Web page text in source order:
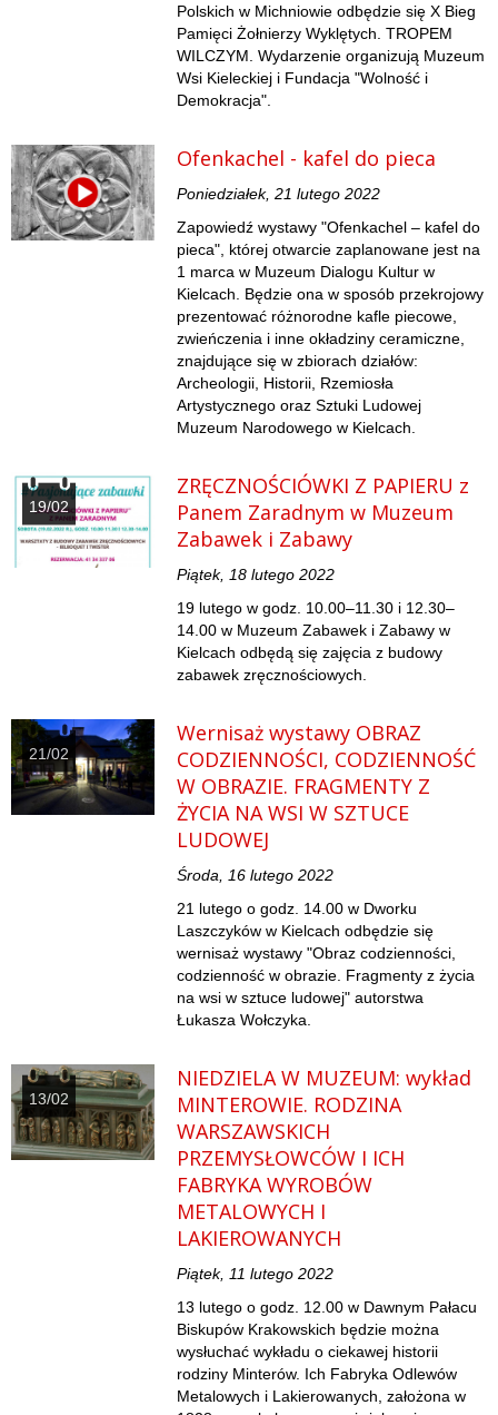
Polskich w Michniowie odbędzie się X Bieg
Pamięci Żołnierzy Wyklętych. TROPEM
WILCZYM. Wydarzenie organizują Muzeum
Wsi Kieleckiej i Fundacja "Wolność i
Demokracja".
Ofenkachel - kafel do pieca
Poniedziałek, 21 lutego 2022
Zapowiedź wystawy "Ofenkachel – kafel do
pieca", której otwarcie zaplanowane jest na
1 marca w Muzeum Dialogu Kultur w
Kielcach. Będzie ona w sposób przekrojowy
prezentować różnorodne kafle piecowe,
zwieńczenia i inne okładziny ceramiczne,
znajdujące się w zbiorach działów:
Archeologii, Historii, Rzemiosła
Artystycznego oraz Sztuki Ludowej
Muzeum Narodowego w Kielcach.
19/02
ZRĘCZNOŚCIÓWKI Z PAPIERU z
Panem Zaradnym w Muzeum
Zabawek i Zabawy
Piątek, 18 lutego 2022
19 lutego w godz. 10.00–11.30 i 12.30–
14.00 w Muzeum Zabawek i Zabawy w
Kielcach odbędą się zajęcia z budowy
zabawek zręcznościowych.
21/02
Wernisaż wystawy OBRAZ
CODZIENNOŚCI, CODZIENNOŚĆ
W OBRAZIE. FRAGMENTY Z
ŻYCIA NA WSI W SZTUCE
LUDOWEJ
Środa, 16 lutego 2022
21 lutego o godz. 14.00 w Dworku
Laszczyków w Kielcach odbędzie się
wernisaż wystawy "Obraz codzienności,
codzienność w obrazie. Fragmenty z życia
na wsi w sztuce ludowej" autorstwa
Łukasza Wołczyka.
13/02
NIEDZIELA W MUZEUM: wykład
MINTEROWIE. RODZINA
WARSZAWSKICH
PRZEMYSŁOWCÓW I ICH
FABRYKA WYROBÓW
METALOWYCH I
LAKIEROWANYCH
Piątek, 11 lutego 2022
13 lutego o godz. 12.00 w Dawnym Pałacu
Biskupów Krakowskich będzie można
wysłuchać wykładu o ciekawej historii
rodziny Minterów. Ich Fabryka Odlewów
Metalowych i Lakierowanych, założona w